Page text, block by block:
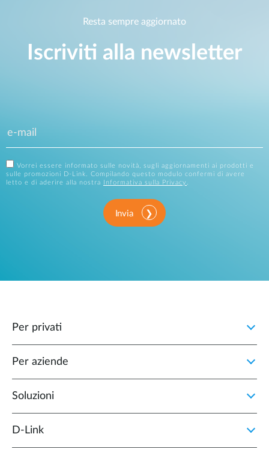
Resta sempre aggiornato
Iscriviti alla newsletter
Vorrei essere informato sulle novità, sugli aggiornamenti ai prodotti e
sulle promozioni D-Link. Compilando questo modulo confermi di avere
letto e di aderire alla nostra
Informativa sulla Privacy .
Invia
Per privati
Per aziende
Soluzioni
D‑Link